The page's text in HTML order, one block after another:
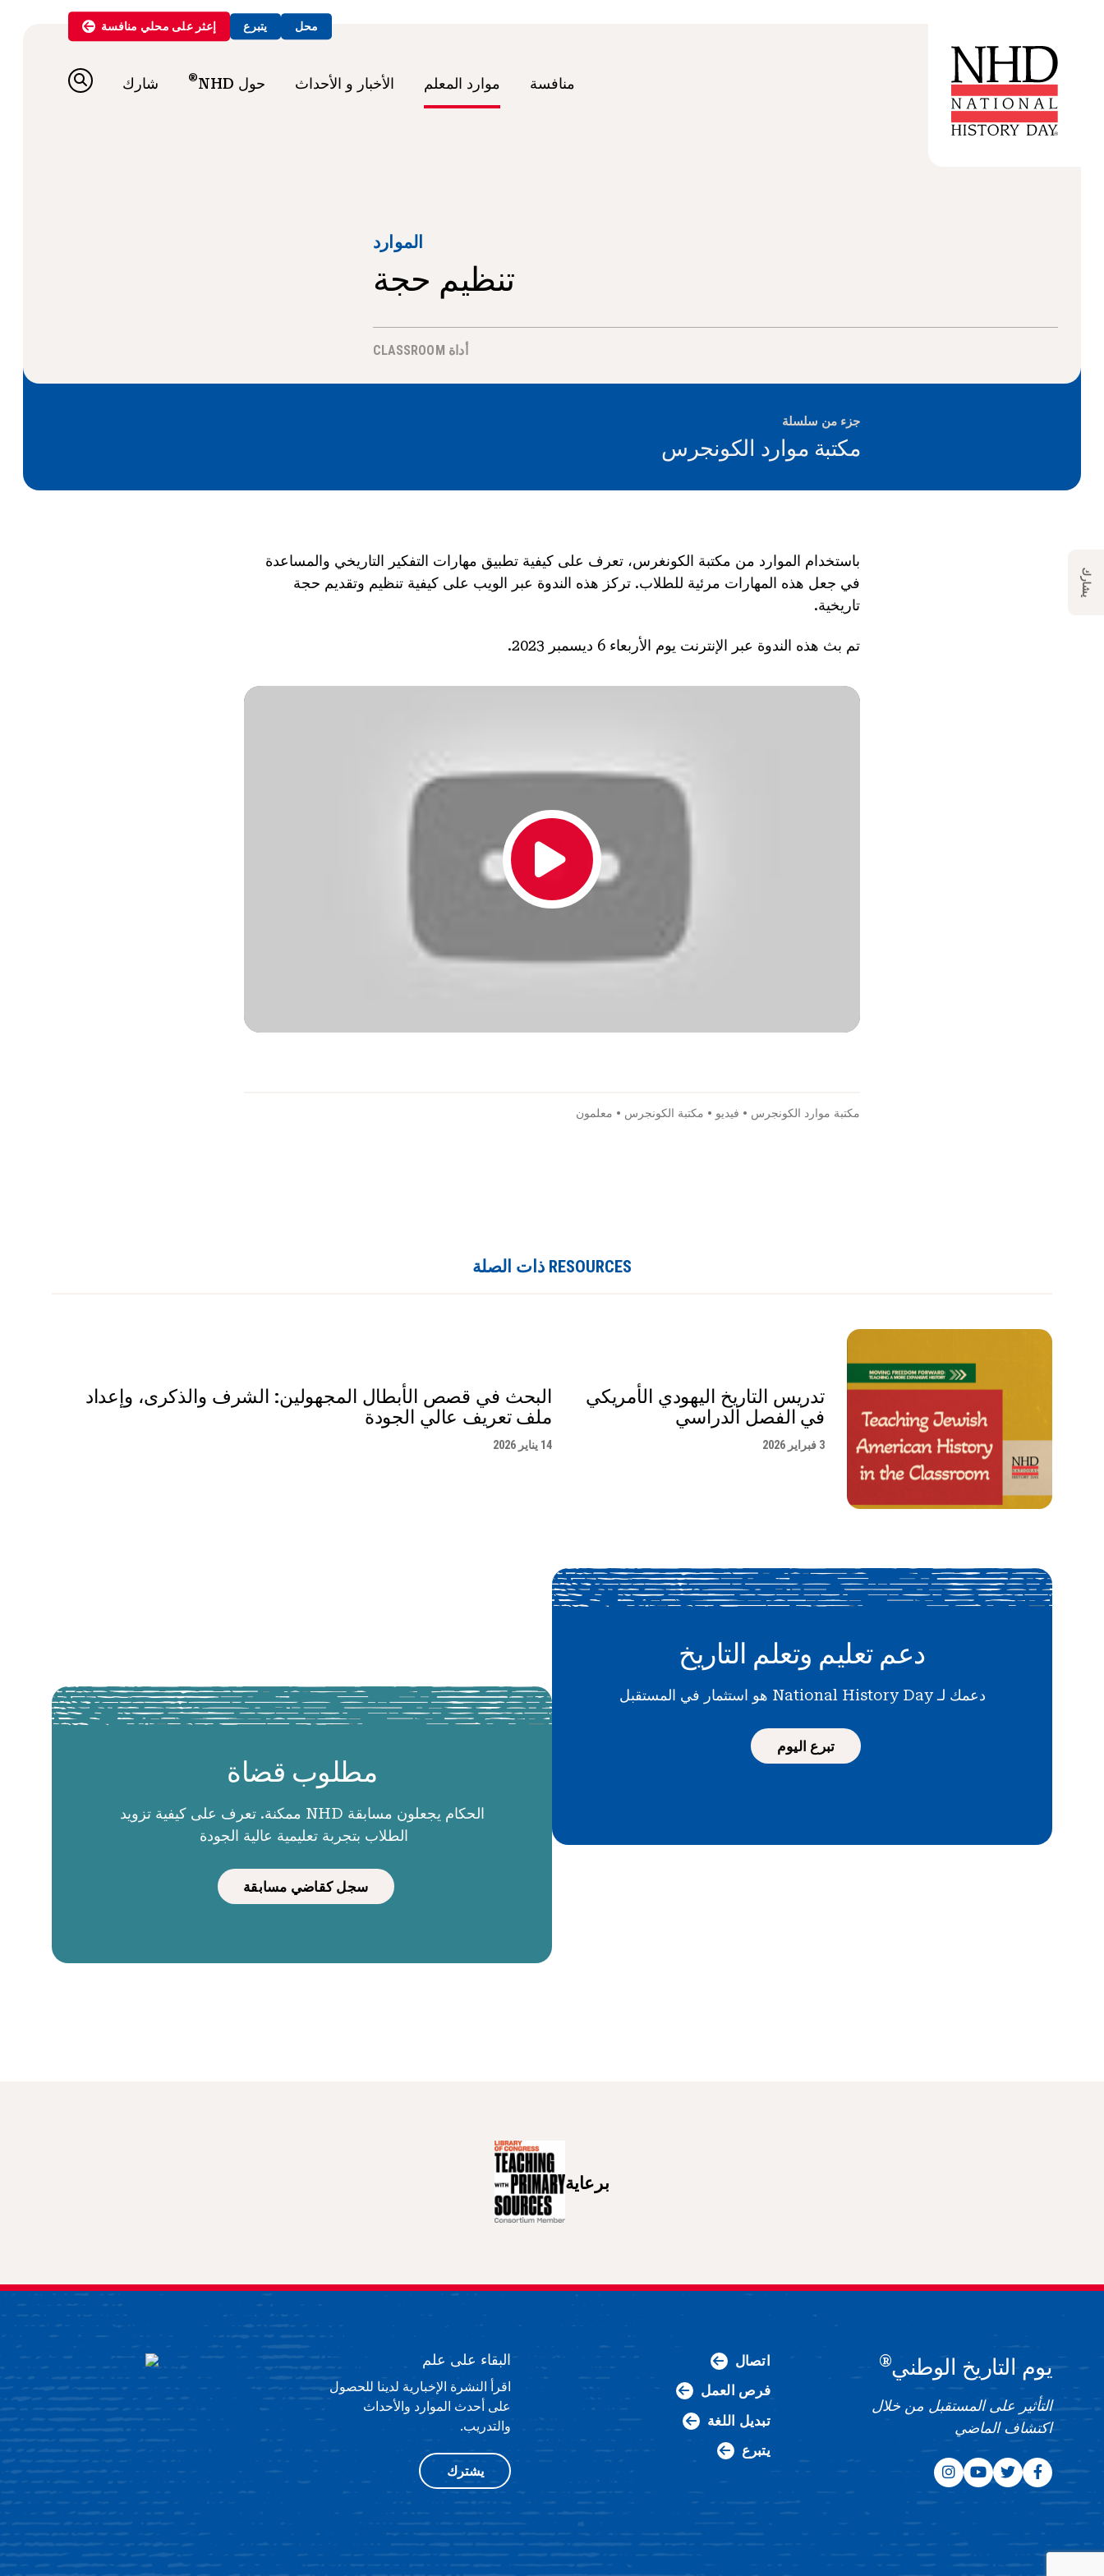
محل يتبرع إعثر على محلي منافسة
منافسة موارد المعلم الأخبار و الأحداث حول NHD ® شارك
الموارد
تنظيم حجة
أداة CLASSROOM
جزء من سلسلة
مكتبة موارد الكونجرس
باستخدام الموارد من مكتبة الكونغرس، تعرف على كيفية تطبيق مهارات التفكير التاريخي والمساعدة
في جعل هذه المهارات مرئية للطلاب. تركز هذه الندوة عبر الويب على كيفية تنظيم وتقديم حجة
تاريخية.
تم بث هذه الندوة عبر الإنترنت يوم الأربعاء 6 ديسمبر 2023.
مكتبة موارد الكونجرس • فيديو • مكتبة الكونجرس • معلمون
يشارك
RESOURCES ذات الصلة
تدريس التاريخ اليهودي الأمريكي
في الفصل الدراسي
3 فبراير 2026
البحث في قصص الأبطال المجهولين: الشرف والذكرى، وإعداد
ملف تعريف عالي الجودة
14 يناير 2026
دعم تعليم وتعلم التاريخ
دعمك لـ National History Day هو استثمار في المستقبل
تبرع اليوم
مطلوب قضاة
الحكام يجعلون مسابقة NHD ممكنة. تعرف على كيفية تزويد
الطلاب بتجربة تعليمية عالية الجودة
سجل كقاضي مسابقة
برعاية
يوم التاريخ الوطني®
التأثير على المستقبل من خلال
اكتشاف الماضي
اتصال
فرص العمل
تبديل اللغة
يتبرع
البقاء على علم
اقرأ النشرة الإخبارية لدينا للحصول
على أحدث الموارد والأحداث
والتدريب.
يشترك